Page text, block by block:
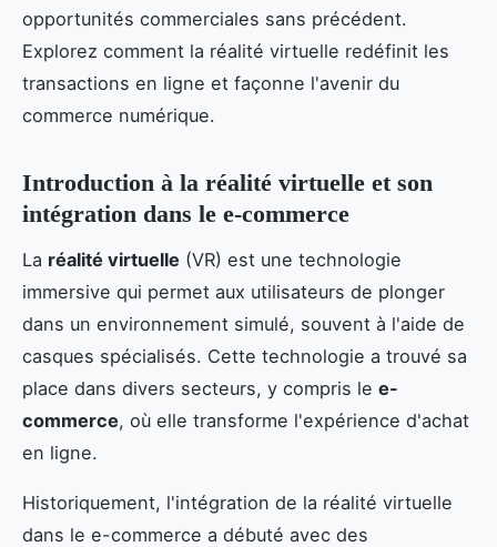
opportunités commerciales sans précédent.
Explorez comment la réalité virtuelle redéfinit les
transactions en ligne et façonne l'avenir du
commerce numérique.
Introduction à la réalité virtuelle et son
intégration dans le e-commerce
La réalité virtuelle (VR) est une technologie
immersive qui permet aux utilisateurs de plonger
dans un environnement simulé, souvent à l'aide de
casques spécialisés. Cette technologie a trouvé sa
place dans divers secteurs, y compris le e-
commerce, où elle transforme l'expérience d'achat
en ligne.
Historiquement, l'intégration de la réalité virtuelle
dans le e-commerce a débuté avec des